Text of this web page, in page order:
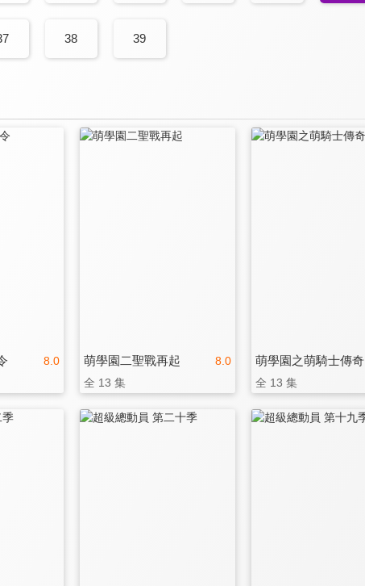
38 39
8.0 8.0
萌學園二聖戰再起
全 13 集
萌學園之萌騎士傳奇
全 13 集